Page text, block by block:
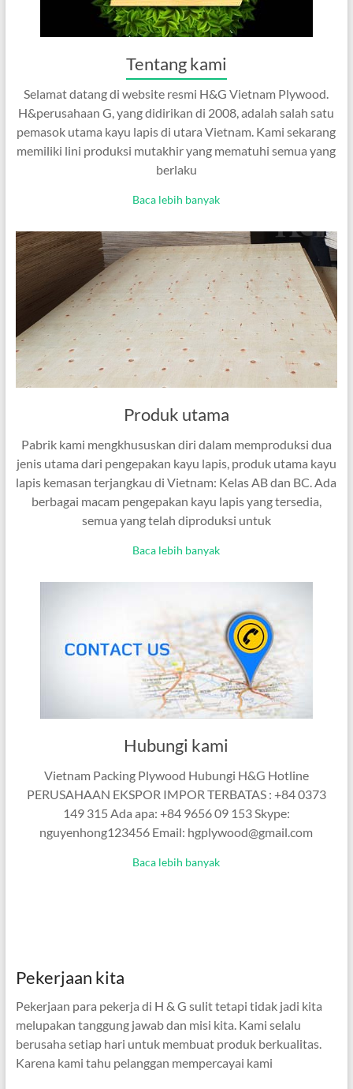
Tentang kami
Selamat datang di website resmi H&G Vietnam Plywood.
H&perusahaan G, yang didirikan di 2008, adalah salah satu
pemasok utama kayu lapis di utara Vietnam. Kami sekarang
memiliki lini produksi mutakhir yang mematuhi semua yang
berlaku
Baca lebih banyak
Produk utama
Pabrik kami mengkhususkan diri dalam memproduksi dua
jenis utama dari pengepakan kayu lapis, produk utama kayu
lapis kemasan terjangkau di Vietnam: Kelas AB dan BC. Ada
berbagai macam pengepakan kayu lapis yang tersedia,
semua yang telah diproduksi untuk
Baca lebih banyak
Hubungi kami
Vietnam Packing Plywood Hubungi H&G Hotline
PERUSAHAAN EKSPOR IMPOR TERBATAS : +84 0373
149 315 Ada apa: +84 9656 09 153 Skype:
nguyenhong123456 Email: hgplywood@gmail.com
Baca lebih banyak
Pekerjaan kita
Pekerjaan para pekerja di H & G sulit tetapi tidak jadi kita
melupakan tanggung jawab dan misi kita. Kami selalu
berusaha setiap hari untuk membuat produk berkualitas.
Karena kami tahu pelanggan mempercayai kami